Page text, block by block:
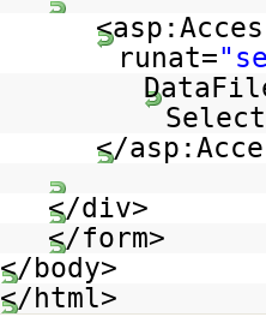
runat=
</
</div>
</form>
</body>
</html>